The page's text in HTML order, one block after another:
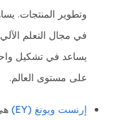
وتطوير المنتجات.
في مجال التعلم
يساعد في تشكيل
على مستوى العالم.
إرنست ويونغ (EY)